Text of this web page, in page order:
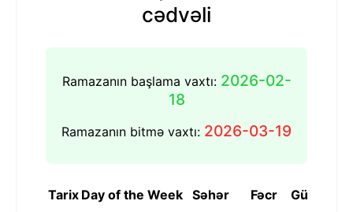
cədvəli
Ramazanın başlama vaxtı: 2026-02-
18
Ramazanın bitmə vaxtı: 2026-03-19
Tarix Day of the Week Səhər Fəcr Günəşin